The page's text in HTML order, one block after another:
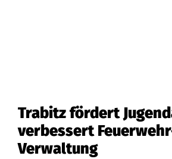
Trabitz fördert
verbessert
Verwaltung